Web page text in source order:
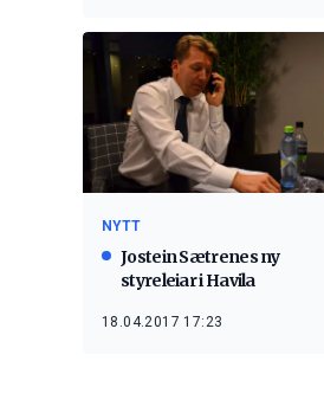
NYTT
Jostein Sætrenes ny
styreleiar i Havila
18.04.2017 17:23